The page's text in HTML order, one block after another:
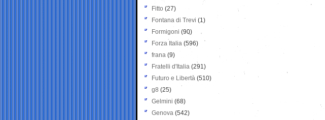
Fitto (27)
Fontana di Trevi (1)
Formigoni (90)
Forza Italia (596)
frana (9)
Fratelli d'Italia (291)
Futuro e Libertà (510)
g8 (25)
Gelmini (68)
Genova (542)